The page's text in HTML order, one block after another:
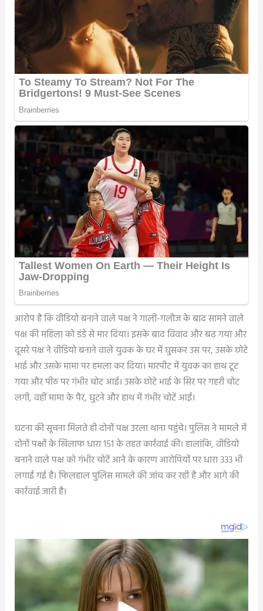
आरोप है कि वीडियो बनाने वाले पक्ष ने गाली-गलौज के बाद सामने वाले
पक्ष की महिला को डंडे से मार दिया। इसके बाद विवाद और बढ़ गया और
दूसरे पक्ष ने वीडियो बनाने वाले युवक के घर में घुसकर उस पर, उसके छोटे
भाई और उसके मामा पर हमला कर दिया। मारपीट में युवक का हाथ टूट
गया और पीठ पर गंभीर चोट आई। उसके छोटे भाई के सिर पर गहरी चोट
लगी, वहीं मामा के पैर, घुटने और हाथ में गंभीर चोटें आईं।
घटना की सूचना मिलते ही दोनों पक्ष उरला थाना पहुंचे। पुलिस ने मामले में
दोनों पक्षों के खिलाफ धारा 151 के तहत कार्रवाई की। हालांकि, वीडियो
बनाने वाले पक्ष को गंभीर चोटें आने के कारण आरोपियों पर धारा 333 भी
लगाई गई है। फिलहाल पुलिस मामले की जांच कर रही है और आगे की
कार्रवाई जारी है।